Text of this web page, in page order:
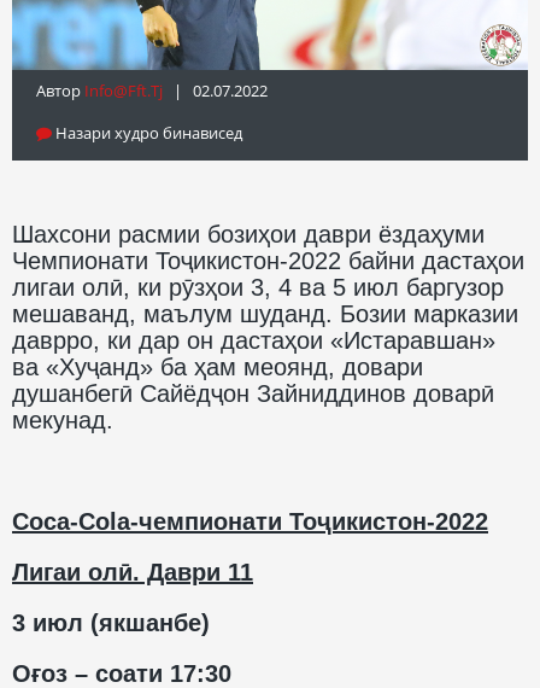
Автор Info@fft.tj | 02.07.2022
Назари худро бинависед
Шахсони расмии бозиҳои даври ёздаҳуми
Чемпионати Тоҷикистон-2022 байни дастаҳои
лигаи олӣ, ки рӯзҳои 3, 4 ва 5 июл баргузор
мешаванд, маълум шуданд. Бозии марказии
даврро, ки дар он дастаҳои «Истаравшан»
ва «Хуҷанд» ба ҳам меоянд, довари
душанбегӣ Сайёдҷон Зайниддинов доварӣ
мекунад.
Coca-Cola-чемпионати Тоҷикистон-2022
Лигаи олӣ. Даври 11
3 июл (якшанбе)
Оғоз – соати 17:30